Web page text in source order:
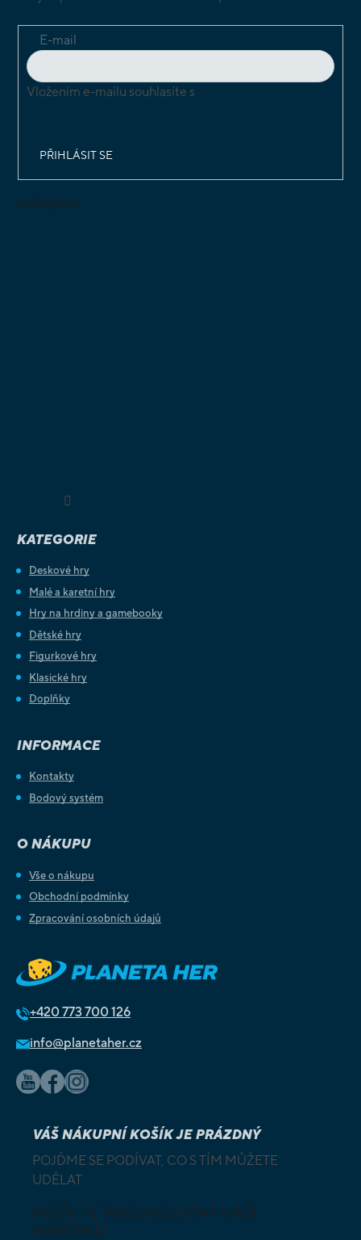
E-mail
Vložením e-mailu souhlasíte s
PŘIHLÁSIT SE
Instagram
KATEGORIE
Deskové hry
Malé a karetní hry
Hry na hrdiny a gamebooky
Dětské hry
Figurkové hry
Klasické hry
Doplňky
INFORMACE
Kontakty
Bodový systém
O NÁKUPU
Vše o nákupu
Obchodní podmínky
Zpracování osobních údajů
+420 773 700 126
info@planetaher.cz
VÁŠ NÁKUPNÍ KOŠÍK JE PRÁZDNÝ
POJĎME SE PODÍVAT, CO S TÍM MŮŽETE
UDĚLAT
MŮŽETE PROZKOUMAT NAŠI
NABÍDKU